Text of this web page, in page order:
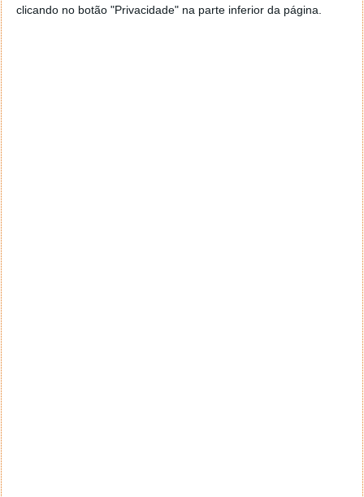
clicando no botão "Privacidade" na parte inferior da página.
diâmetro estimado de um 6 mm, está localizado num